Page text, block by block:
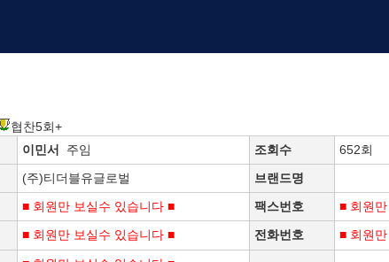
협찬5회+
이민서 주임 조회수
652회
(주)티더블유글로벌
브랜드명
■ 회원만 보실수 있습니다 ■ 팩스번호
■ 회원
■ 회원만 보실수 있습니다 ■ 전화번호 ■ 회원